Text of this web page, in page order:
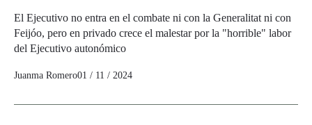
El Ejecutivo no entra en el combate ni con la Generalitat ni con
Feijóo, pero en privado crece el malestar por la "horrible" labor
del Ejecutivo autonómico
Juanma Romero01 / 11 / 2024